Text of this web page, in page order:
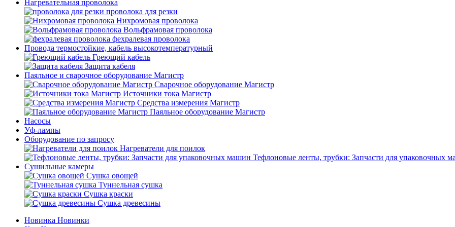
Нагревательная проволока
проволока для резки
Нихромовая проволока
Вольфрамовая проволока
фехралевая проволока
Провода термостойкие, кабель высокотемпературный
Греющий кабель
Защита кабеля
Паяльное и сварочное оборудование Магистр
Сварочное оборудование Магистр
Источники тока Магистр
Средства измерения Магистр
Паяльное оборудование Магистр
Насосы
Уф-лампы
Оборудование по запросу
Нагреватели для поилок
Тефлоновые ленты, трубки: Запчасти для упаковочных
Сушильные камеры
Сушка овощей
Туннельная сушка
Сушка краски
Сушка древесины
Новинка Новинки